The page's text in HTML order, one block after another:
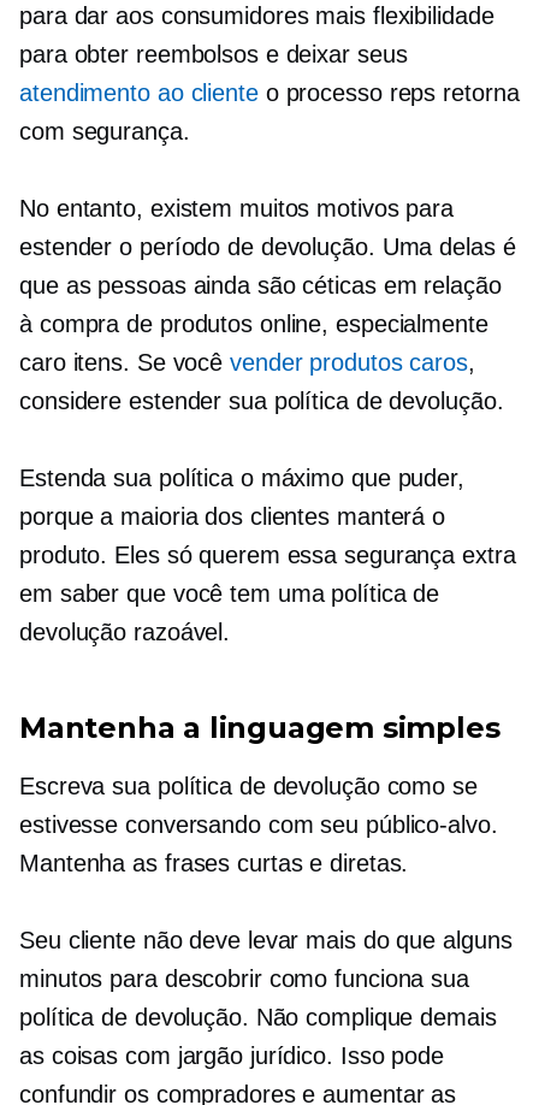
para dar aos consumidores mais flexibilidade
para obter reembolsos e deixar seus
atendimento ao clienteo processo reps retorna
com segurança.
No entanto, existem muitos motivos para
estender o período de devolução. Uma delas é
que as pessoas ainda são céticas em relação
à compra de produtos online, especialmente
caroitens. Se vocêvender produtos caros,
considere estender sua política de devolução.
Estenda sua política o máximo que puder,
porque a maioria dos clientes manterá o
produto. Eles só querem essa segurança extra
em saber que você tem uma política de
devolução razoável.
Mantenha a linguagem simples
Escreva sua política de devolução como se
estivesse conversando com seu público-alvo.
Mantenha as frases curtas e diretas.
Seu cliente não deve levar mais do que alguns
minutos para descobrir como funciona sua
política de devolução. Não complique demais
as coisas com jargão jurídico. Isso pode
confundir os compradores e aumentar as